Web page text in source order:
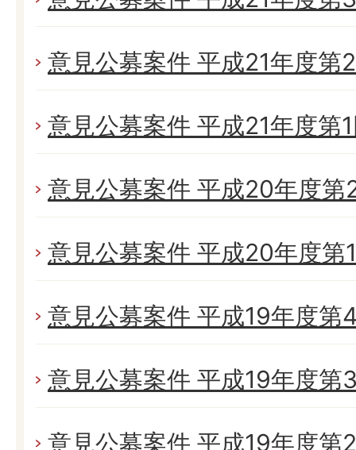
意見公募案件 平成21年度第
意見公募案件 平成21年度第
意見公募案件 平成20年度第
意見公募案件 平成20年度第
意見公募案件 平成19年度第
意見公募案件 平成19年度第
意見公募案件 平成19年度第